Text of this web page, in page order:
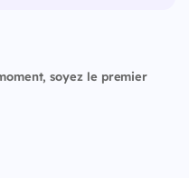
soyez le premier